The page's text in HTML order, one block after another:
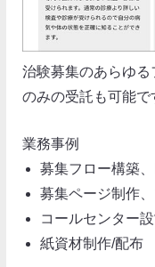
治験募集のあらゆ
のみの受託も可能で
業務事例
募集フロー構築
募集ページ制作
コールセンター
紙資材制作/配布